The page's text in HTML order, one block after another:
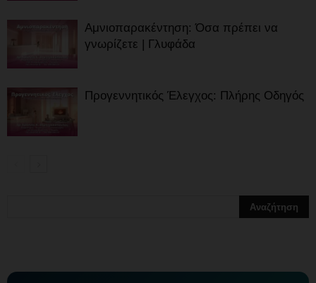
Αμνιοπαρακέντηση: Όσα πρέπει να
γνωρίζετε | Γλυφάδα
Προγεννητικός Έλεγχος: Πλήρης Οδηγός